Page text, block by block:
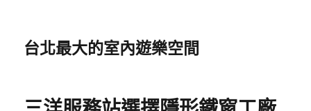
台北最大的室內遊樂空間